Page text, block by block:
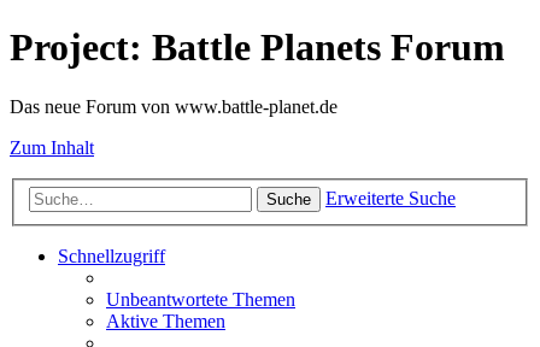
Project: Battle Planets Forum
Das neue Forum von www.battle-planet.de
Zum Inhalt
Suche Erweiterte Suche
Schnellzugriff
Unbeantwortete Themen
Aktive Themen